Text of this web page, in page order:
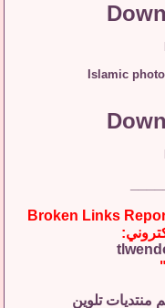
"
منتديات تلوين